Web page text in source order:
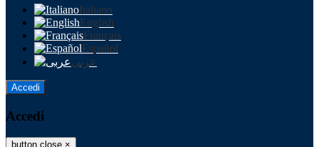
Italiano
English
Français
Español
عربى
Accedi
Accedi
button close ×